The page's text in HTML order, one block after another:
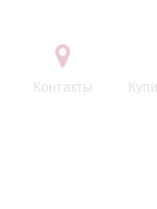
Контакты